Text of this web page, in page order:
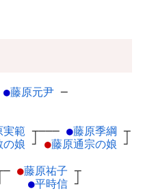
●藤原元尹 ─
実範 ┬
の娘 ┘
─── ●藤原季綱 ┬
●藤原通宗の娘 ┘
─ ●藤原祐子 ┬
●平時信 ┘